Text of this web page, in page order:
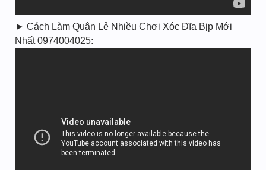
► Cách Làm Quân Lẻ Nhiều Chơi Xóc Đĩa Bịp Mới
Nhất 0974004025: